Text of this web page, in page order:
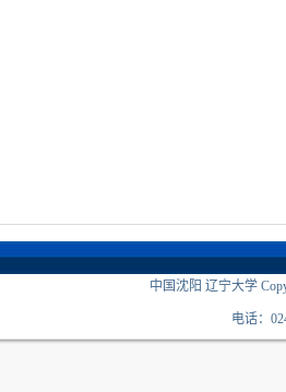
中国沈阳 辽宁大学
电话：